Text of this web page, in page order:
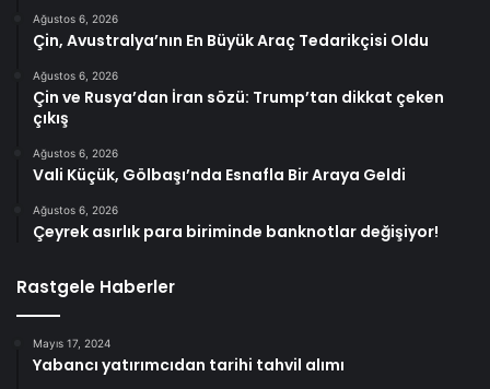
Ağustos 6, 2026
Çin, Avustralya’nın En Büyük Araç Tedarikçisi Oldu
Ağustos 6, 2026
Çin ve Rusya’dan İran sözü: Trump’tan dikkat çeken
çıkış
Ağustos 6, 2026
Vali Küçük, Gölbaşı’nda Esnafla Bir Araya Geldi
Ağustos 6, 2026
Çeyrek asırlık para biriminde banknotlar değişiyor!
Rastgele Haberler
Mayıs 17, 2024
Yabancı yatırımcıdan tarihi tahvil alımı